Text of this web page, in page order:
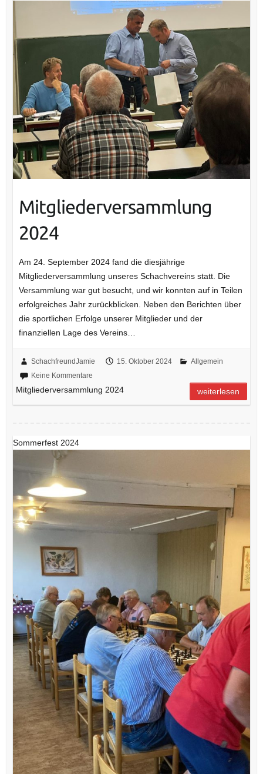
Mitgliederversammlung
2024
Am 24. September 2024 fand die diesjährige
Mitgliederversammlung unseres Schachvereins statt. Die
Versammlung war gut besucht, und wir konnten auf in Teilen
erfolgreiches Jahr zurückblicken. Neben den Berichten über
die sportlichen Erfolge unserer Mitglieder und der
finanziellen Lage des Vereins…
SchachfreundJamie 15. Oktober 2024
Allgemein
Keine Kommentare
Mitgliederversammlung 2024 weiterlesen
Sommerfest 2024